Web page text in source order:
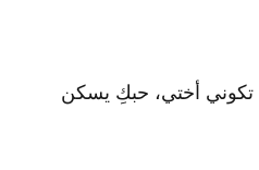
أختي، حبكِ يسكن